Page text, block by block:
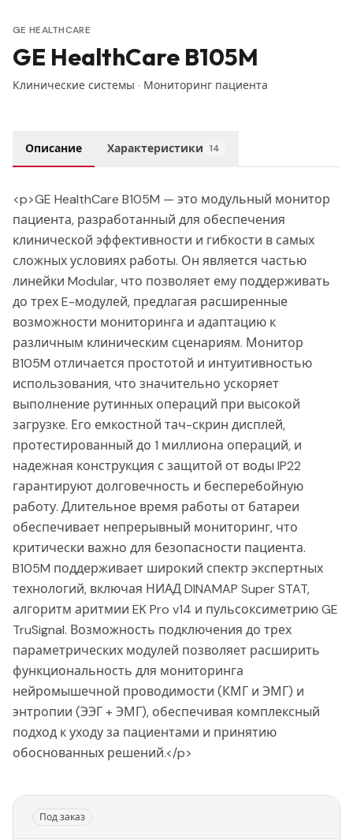
GE HEALTHCARE
GE HealthCare B105M
Клинические системы · Мониторинг пациента
Описание Характеристики 14
<p>GE HealthCare B105M — это модульный монитор
пациента, разработанный для обеспечения
клинической эффективности и гибкости в самых
сложных условиях работы. Он является частью
линейки Modular, что позволяет ему поддерживать
до трех E-модулей, предлагая расширенные
возможности мониторинга и адаптацию к
различным клиническим сценариям. Монитор
B105M отличается простотой и интуитивностью
использования, что значительно ускоряет
выполнение рутинных операций при высокой
загрузке. Его емкостной тач-скрин дисплей,
протестированный до 1 миллиона операций, и
надежная конструкция с защитой от воды IP22
гарантируют долговечность и бесперебойную
работу. Длительное время работы от батареи
обеспечивает непрерывный мониторинг, что
критически важно для безопасности пациента.
B105M поддерживает широкий спектр экспертных
технологий, включая НИАД DINAMAP Super STAT,
алгоритм аритмии EK Pro v14 и пульсоксиметрию GE
TruSignal. Возможность подключения до трех
параметрических модулей позволяет расширить
функциональность для мониторинга
нейромышечной проводимости (КМГ и ЭМГ) и
энтропии (ЭЭГ + ЭМГ), обеспечивая комплексный
подход к уходу за пациентами и принятию
обоснованных решений.</p>
Под заказ